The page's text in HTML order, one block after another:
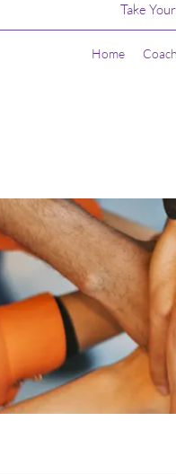
Take
Home